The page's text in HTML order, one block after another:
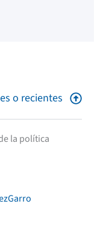
o recientes
la política